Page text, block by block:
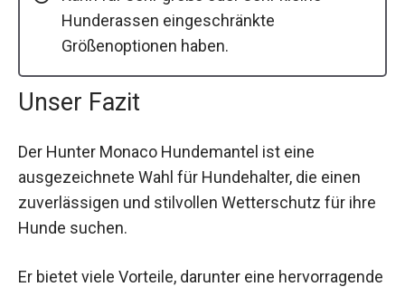
Hunderassen eingeschränkte
Größenoptionen haben.
Unser Fazit
Der Hunter Monaco Hundemantel ist eine
ausgezeichnete Wahl für Hundehalter, die einen
zuverlässigen und stilvollen Wetterschutz für ihre
Hunde suchen.
Er bietet viele Vorteile, darunter eine hervorragende